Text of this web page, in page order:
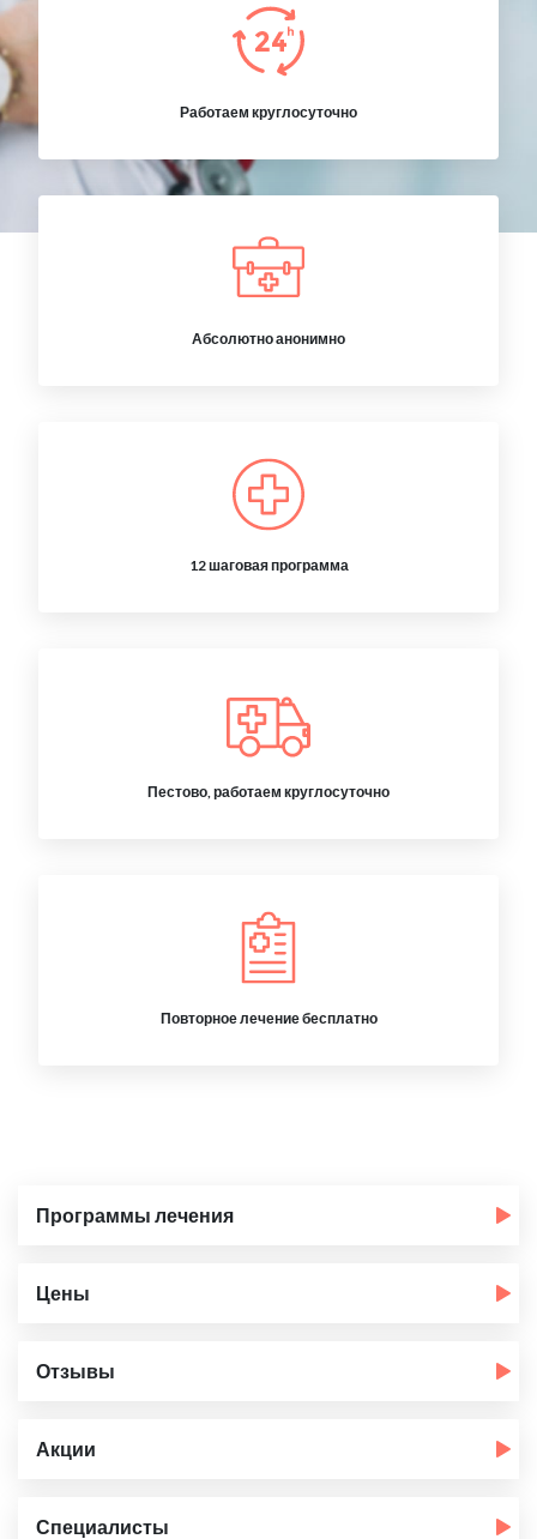
Работаем круглосуточно
Абсолютно анонимно
12 шаговая программа
Пестово, работаем круглосуточно
Повторное лечение бесплатно
Программы лечения
Цены
Отзывы
Акции
Специалисты